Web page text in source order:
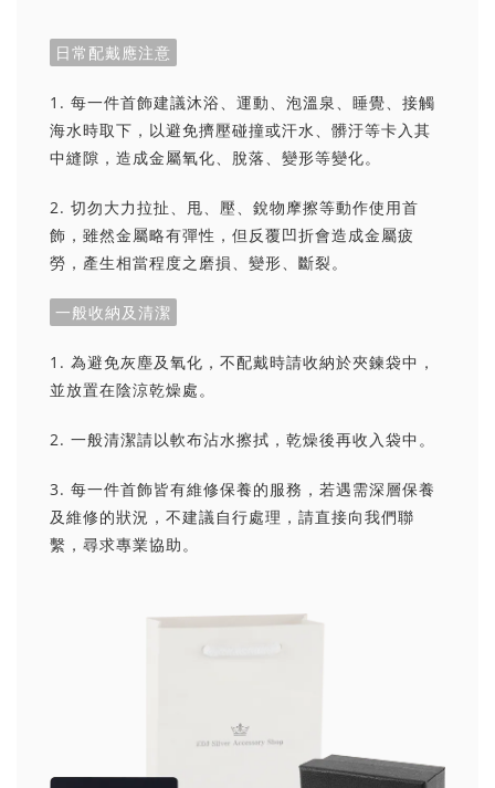
日常配戴應注意
1. 每一件首飾建議沐浴、運動、泡溫泉、睡覺、接觸
海水時取下，以避免擠壓碰撞或汗水、髒汙等卡入其
中縫隙，造成金屬氧化、脫落、變形等變化。
2. 切勿大力拉扯、甩、壓、銳物摩擦等動作使用首
飾，雖然金屬略有彈性，但反覆凹折會造成金屬疲
勞，產生相當程度之磨損、變形、斷裂。
一般收納及清潔
1. 為避免灰塵及氧化，不配戴時請收納於夾鍊袋中，
並放置在陰涼乾燥處。
2. 一般清潔請以軟布沾水擦拭，乾燥後再收入袋中。
3. 每一件首飾皆有維修保養的服務，若遇需深層保養
及維修的狀況，不建議自行處理，請直接向我們聯
繫，尋求專業協助。